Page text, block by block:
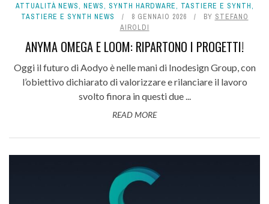
ATTUALITÀ NEWS, NEWS, SYNTH HARDWARE, TASTIERE E SYNTH,
TASTIERE E SYNTH NEWS
8 GENNAIO 2026 BY STEFANO
AIROLDI
ANYMA OMEGA E LOOM: RIPARTONO I PROGETTI!
Oggi il futuro di Aodyo è nelle mani di Inodesign Group, con
l’obiettivo dichiarato di valorizzare e rilanciare il lavoro
svolto finora in questi due ...
READ MORE